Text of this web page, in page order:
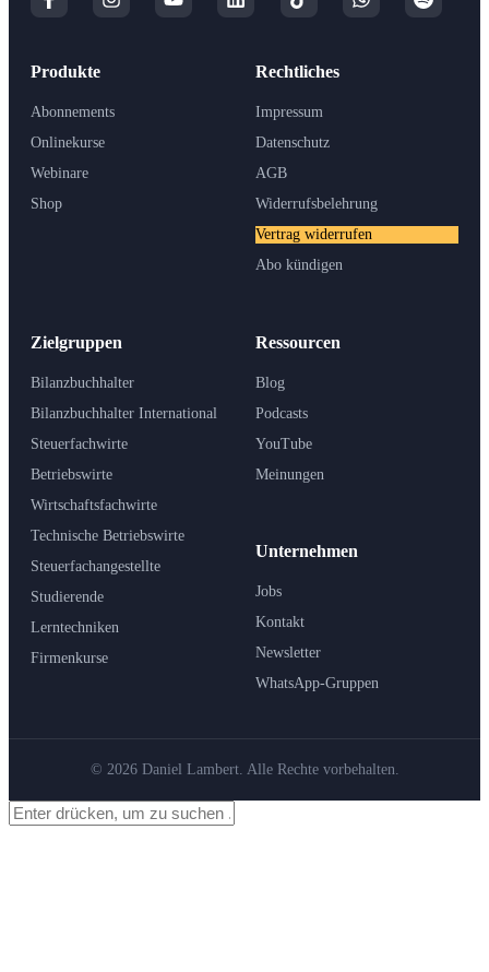
Produkte
Abonnements
Onlinekurse
Webinare
Shop
Zielgruppen
Bilanzbuchhalter
Bilanzbuchhalter International
Steuerfachwirte
Betriebswirte
Wirtschaftsfachwirte
Technische Betriebswirte
Steuerfachangestellte
Studierende
Lerntechniken
Firmenkurse
Ressourcen
Blog
Podcasts
YouTube
Meinungen
Unternehmen
Jobs
Kontakt
Newsletter
WhatsApp-Gruppen
Rechtliches
Impressum
Datenschutz
AGB
Widerrufsbelehrung
Vertrag widerrufen
Abo kündigen
© 2026 Daniel Lambert. Alle Rechte vorbehalten.